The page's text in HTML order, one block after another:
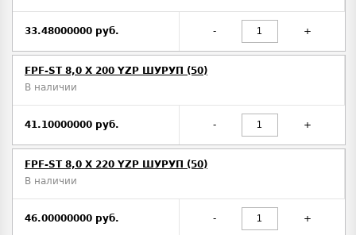
33.48000000 руб. - +
FPF-ST 8,0 X 200 YZP ШУРУП (50)
В наличии
41.10000000 руб. - +
FPF-ST 8,0 X 220 YZP ШУРУП (50)
В наличии
46.00000000 руб. - +